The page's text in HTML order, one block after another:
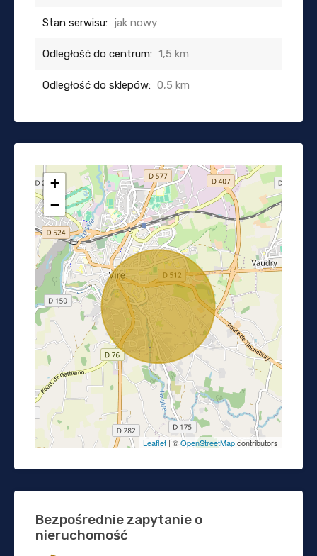
Stan serwisu: jak nowy
Odległość do centrum: 1,5 km
Odległość do sklepów: 0,5 km
+
−
Leaflet | ©OpenStreetMapcontributors
Bezpośrednie zapytanie o
nieruchomość